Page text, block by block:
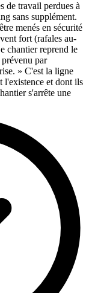
de travail perdues à
sans supplément.
menés en sécurité
fort (rafales au-
chantier reprend le
par
» C'est la ligne
l'existence et dont ils
s'arrête une